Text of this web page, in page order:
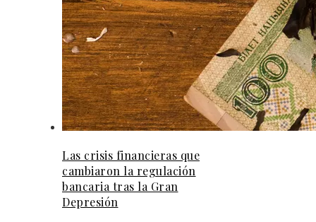
Las crisis financieras que
cambiaron la regulación
bancaria tras la Gran
Depresión